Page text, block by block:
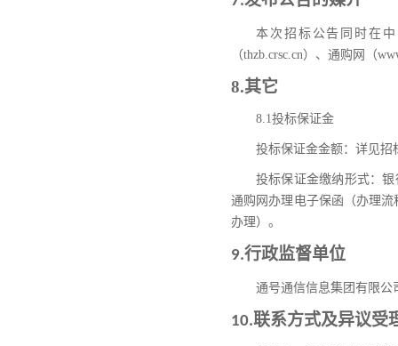
本次招标公告同时在
（thzb.crsc.cn）、通购网（
8.其它
8.1投标保证金
投标保证金金额：详见招
投标保证金缴纳形式：
通购网办理电子保函（办理
办理）。
9.行政监督单位
通号通信信息集团有限公
10.联系方式及异议受